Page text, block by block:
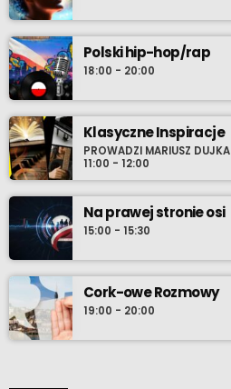
Polski hip-hop/rap
18:00 - 20:00
Klasyczne Inspiracje
PROWADZI MARIUSZ DUJKA
11:00 - 12:00
Na prawej stronie osi
15:00 - 15:30
Cork-owe Rozmowy
19:00 - 20:00